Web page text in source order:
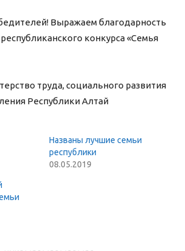
Выражаем благодарность
конкурса «Семья
труда, социального развития
Республики Алтай
Названы лучшие семьи
республики
08.05.2019